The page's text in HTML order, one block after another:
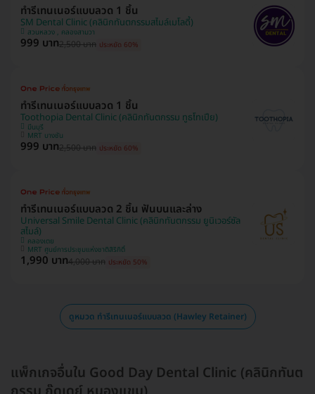
ทำรีเทนเนอร์แบบลวด 1 ชิ้น
SM Dental Clinic (คลินิกทันตกรรมสไมล์เมโลดี้)
สวนหลวง , คลองสามวา
999 บาท2,500 บาท ประหยัด 60%
ทำรีเทนเนอร์แบบลวด 1 ชิ้น
Toothopia Dental Clinic (คลินิกทันตกรรม ทูธโทเปีย)
มีนบุรี
MRT บางชัน
999 บาท2,500 บาท ประหยัด 60%
ทำรีเทนเนอร์แบบลวด 2 ชิ้น ฟันบนและล่าง
Universal Smile Dental Clinic (คลินิกทันตกรรม ยูนิเวอร์ซัล
สไมล์)
คลองเตย
MRT ศูนย์การประชุมแห่งชาติสิริกิติ์
1,990 บาท4,000 บาท ประหยัด 50%
ดูหมวด ทำรีเทนเนอร์แบบลวด (Hawley Retainer)
แพ็กเกจอื่นใน Good Day Dental Clinic (คลินิกทันต